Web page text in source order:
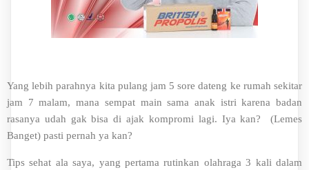
Yang lebih parahnya kita pulang jam 5 sore dateng ke rumah sekitar
jam 7 malam, mana sempat main sama anak istri karena badan
rasanya udah gak bisa di ajak kompromi lagi. Iya kan? (Lemes
Banget) pasti pernah ya kan?
Tips sehat ala saya, yang pertama rutinkan olahraga 3 kali dalam